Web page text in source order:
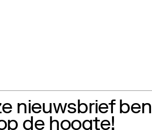
nieuwsbrief ben